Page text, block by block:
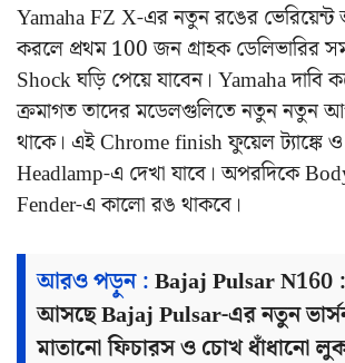
Yamaha FZ X-এর নতুন রঙের
করলে প্রথম 100 জন গ্রাহক ডেলিভারির
Shock ঘড়ি পেয়ে যাবেন। Yamaha দাবি
ক্রমাগত তাদের মডেলগুলিতে নতুন নতুন
থাকে। এই Chrome finish ফুয়েল ট্যাঙ্কে
Headlamp-এ দেখা যাবে। অপরদিকে
Fender-এ কালো রঙ থাকবে।
আরও পড়ুন :Bajaj Pulsar N160 :
আসছে Bajaj Pulsar-এর নতুন
মাতানো ফিচারস ও চোখ ধাঁধানো